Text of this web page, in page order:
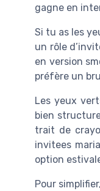
gagne en
Si tu as les
un rôle
en version
préfère un
Les yeux
bien
trait de
invitees
option
Pour